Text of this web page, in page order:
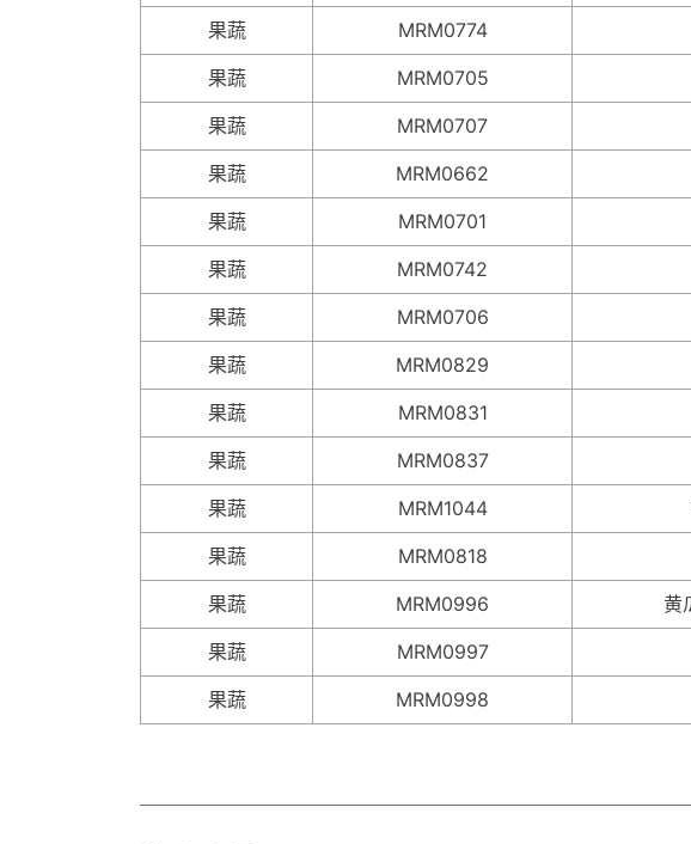
果蔬
MRM0774
果蔬
MRM0705
果蔬
MRM0707
果蔬
MRM0662
果蔬
MRM0701
果蔬
MRM0742
果蔬
MRM0706
果蔬
MRM0829
果蔬
MRM0831
果蔬
MRM0837
果蔬
MRM1044
果蔬
MRM0818
果蔬
MRM0996 黄
果蔬
MRM0997
果蔬
MRM0998